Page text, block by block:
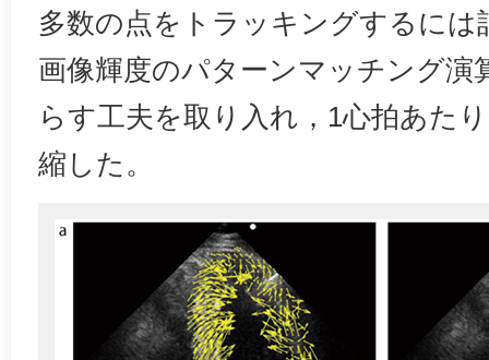
多数の点をトラッキングするには
画像輝度のパターンマッチング演
らす工夫を取り入れ，1心拍あた
縮した。